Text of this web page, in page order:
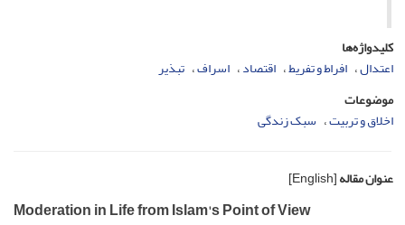
کلیدواژه‌ها
اعتدال افراط و تفریط اقتصاد اسراف تبذیر
موضوعات
اخلاق و تربیت سبک زندگی
عنوان مقاله[English]
Moderation in Life from Islam's Point of View